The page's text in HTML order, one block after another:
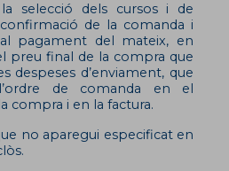
selecció dels cursos i de
de la comanda i
pagament del mateix, en
preu final de la compra que
despeses d’enviament, que
de comanda en el
compra i en la factura.
no aparegui especificat en